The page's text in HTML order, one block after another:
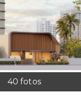
40 fotos